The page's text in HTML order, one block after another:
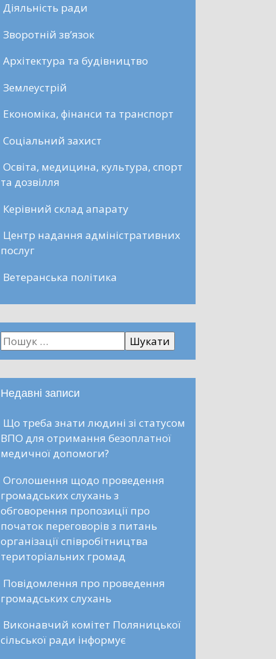
Діяльність ради
Зворотній зв’язок
Архітектура та будівництво
Землеустрій
Економіка, фінанси та транспорт
Соціальний захист
Освіта, медицина, культура, спорт
та дозвілля
Керівний склад апарату
Центр надання адміністративних
послуг
Ветеранська політика
Недавні записи
Що треба знати людині зі статусом
ВПО для отримання безоплатної
медичної допомоги?
Оголошення щодо проведення
громадських слухань з
обговорення пропозиції про
початок переговорів з питань
організації співробітництва
територіальних громад
Повідомлення про проведення
громадських слухань
Виконавчий комітет Поляницької
сільської ради інформує